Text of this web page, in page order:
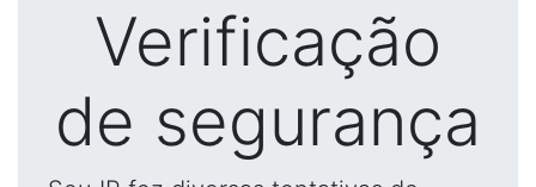
Verificação
de segurança